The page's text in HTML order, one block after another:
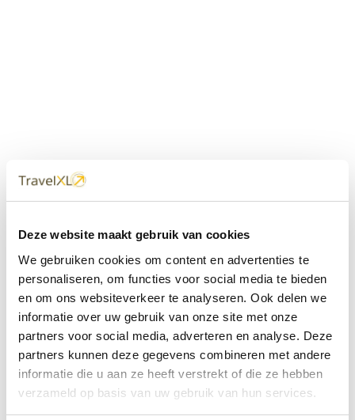
Deze website maakt gebruik van cookies
We gebruiken cookies om content en advertenties te
personaliseren, om functies voor social media te bieden
en om ons websiteverkeer te analyseren. Ook delen we
informatie over uw gebruik van onze site met onze
partners voor social media, adverteren en analyse. Deze
partners kunnen deze gegevens combineren met andere
informatie die u aan ze heeft verstrekt of die ze hebben
verzameld op basis van uw gebruik van hun services.
dichtbij
Met 60+ verkooppunten in Nederland en België staan wij
met onze XL Travelcenters, mobiele reisadviseurs van
TravelXL@Home en deze website altijd voor uw vakantie
klaar.
• Ontzorgen van A-Z • Onafhankelijk advies • Maatwerk •
Bespaar tijd en stress
TravelXLreisbureau's